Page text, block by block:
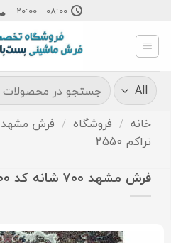
content
08:00 - 20:00
جستجو
برای:
خانه / فروشگاه / فرش مشهد
تراکم 2550
فرش مشهد ۷۰۰ شانه کد ۷۰۲۱۰۰ گردویی